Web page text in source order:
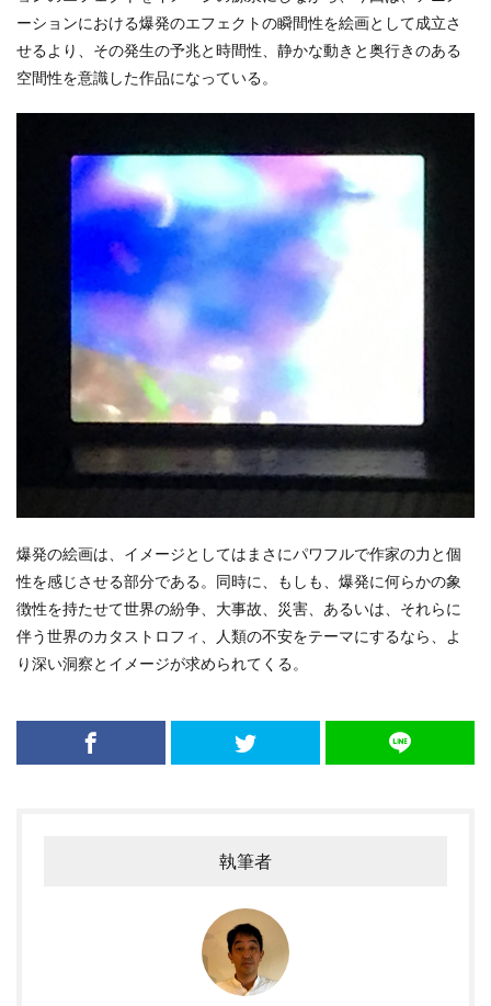
ーションにおける爆発のエフェクトの瞬間性を絵画として成立さ
せるより、その発生の予兆と時間性、静かな動きと奥行きのある
空間性を意識した作品になっている。
爆発の絵画は、イメージとしてはまさにパワフルで作家の力と個
性を感じさせる部分である。同時に、もしも、爆発に何らかの象
徴性を持たせて世界の紛争、大事故、災害、あるいは、それらに
伴う世界のカタストロフィ、人類の不安をテーマにするなら、よ
り深い洞察とイメージが求められてくる。
執筆者